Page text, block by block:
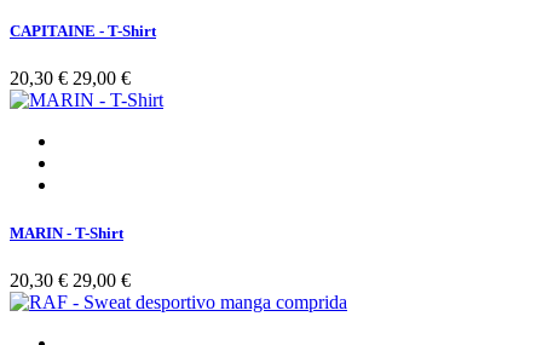
CAPITAINE - T-Shirt
20,30 € 29,00 €
MARIN - T-Shirt
20,30 € 29,00 €